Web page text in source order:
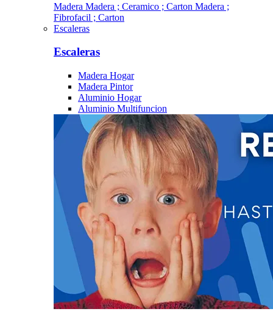
Madera Madera ; Ceramico ; Carton Madera ;
Fibrofacil ; Carton
Escaleras
Escaleras
Madera Hogar
Madera Pintor
Aluminio Hogar
Aluminio Multifuncion